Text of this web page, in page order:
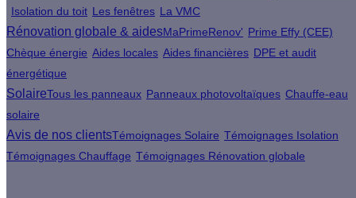
Isolation du toit Les fenêtres La VMC
Rénovation globale & aidesMaPrimeRenov' Prime Effy (CEE)
Chèque énergie Aides locales Aides financières DPE et audit
énergétique
SolaireTous les panneaux Panneaux photovoltaïques Chauffe-eau
solaire
Avis de nos clientsTémoignages Solaire Témoignages Isolation
Témoignages Chauffage Témoignages Rénovation globale